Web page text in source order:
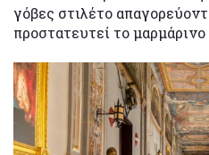
γόβες στιλέτο
προστατευτεί το